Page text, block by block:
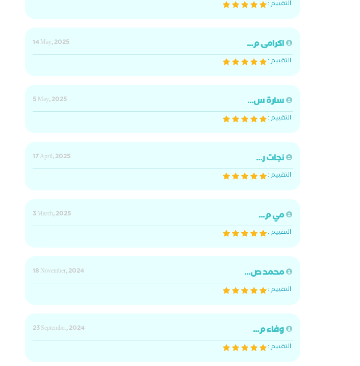
التقييم :
اكرامى م...
14 May, 2025
التقييم :
سارة س...
5 May, 2025
التقييم :
نجات ر...
17 April, 2025
التقييم :
مي م...
3 March, 2025
التقييم :
محمد ص...
18 November, 2024
التقييم :
وفاء م...
23 September, 2024
التقييم :